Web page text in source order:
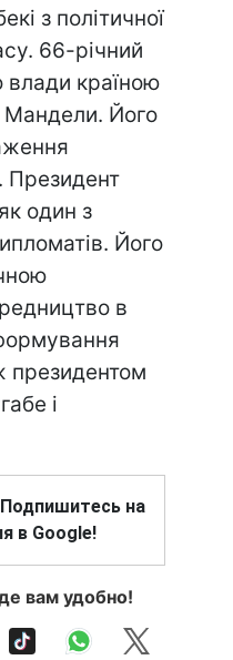
з політичної
66-річний
влади країною
Мандели. Його
Президент
один з
Його
в
президентом
і
Подпишитесь на
в Google!
вам удобно!